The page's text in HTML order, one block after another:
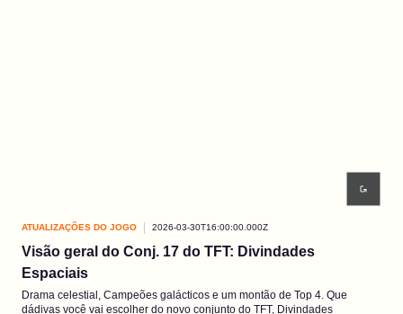
ATUALIZAÇÕES DO JOGO 2026-03-30T16:00:00.000Z
Visão geral do Conj. 17 do TFT: Divindades
Espaciais
Drama celestial, Campeões galácticos e um montão de Top 4. Que
dádivas você vai escolher do novo conjunto do TFT, Divindades